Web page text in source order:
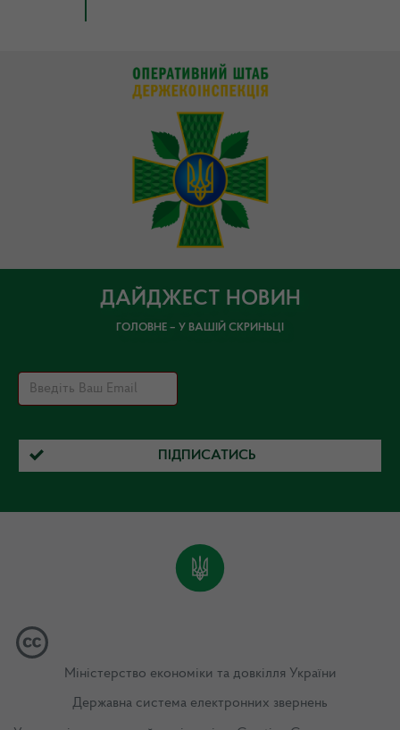
ДАЙДЖЕСТ НОВИН
ГОЛОВНЕ – У ВАШІЙ СКРИНЬЦІ
ПІДПИСАТИСЬ
Міністерство економіки та довкілля України
Державна система електронних звернень